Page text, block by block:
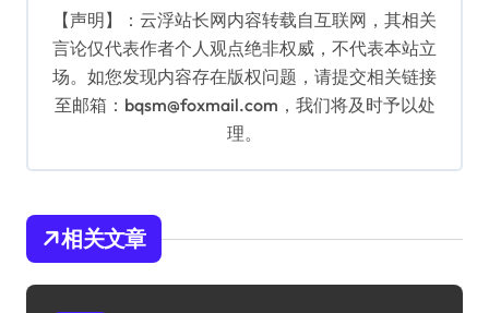
【声明】：云浮站长网内容转载自互联网，其相关
言论仅代表作者个人观点绝非权威，不代表本站立
场。如您发现内容存在版权问题，请提交相关链接
至邮箱：bqsm@foxmail.com，我们将及时予以处
理。
相关文章